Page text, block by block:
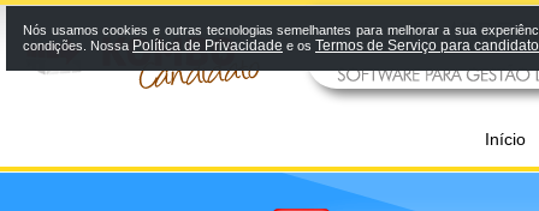
Início
Nós usamos cookies e outras tecnologias semelhantes para melhorar a sua
condições. Nossa Política de Privacidade e os Termos de Serviço para